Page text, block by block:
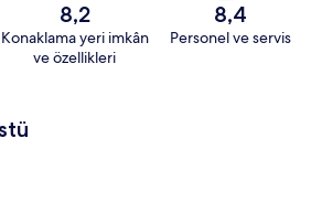
8,2
Konaklama yeri imkân
ve özellikleri
8,4
Personel ve servis